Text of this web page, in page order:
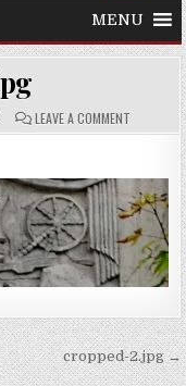
MENU
COMMENTS:
LEAVE A COMMENT ON
cropped-2.jpg →